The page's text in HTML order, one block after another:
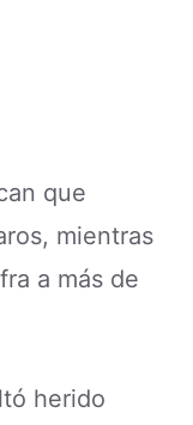
que
mientras
a más de
herido